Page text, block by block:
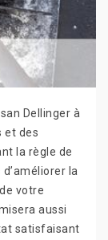
Dellinger à
et des
la règle de
la
votre
aussi
satisfaisant